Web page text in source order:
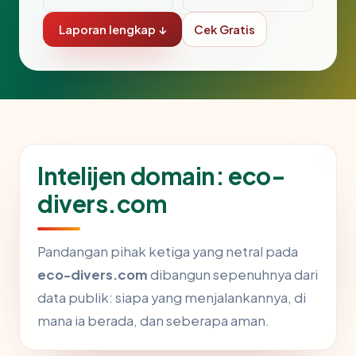
Laporan lengkap ↓ Cek Gratis
Intelijen domain: eco-
divers.com
Pandangan pihak ketiga yang netral pada
eco-divers.comdibangun sepenuhnya dari
data publik: siapa yang menjalankannya, di
mana ia berada, dan seberapa aman.